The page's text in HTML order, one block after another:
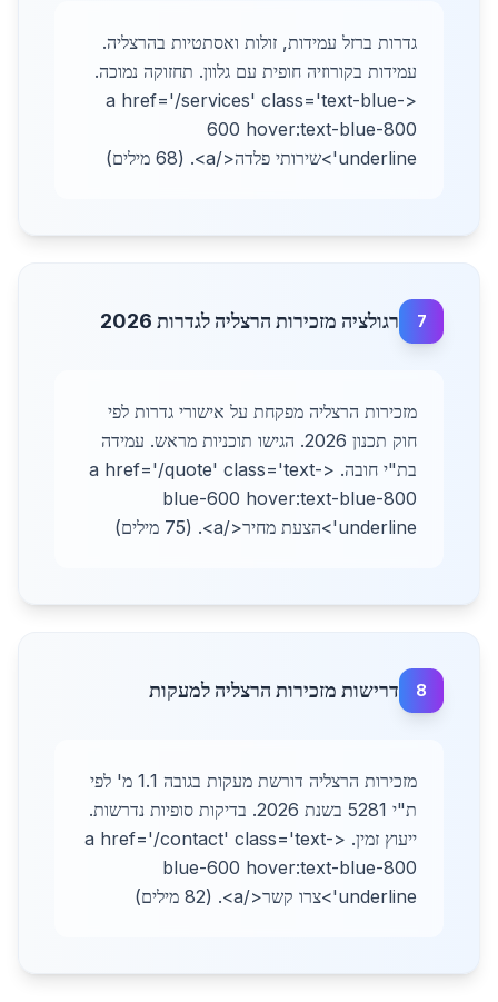
גדרות ברזל עמידות, זולות ואסתטיות בהרצליה.
עמידות בקורוזיה חופית עם גלוון. תחזוקה נמוכה.
<a href='/services' class='text-blue-
600 hover:text-blue-800
underline'>שירותי פלדה</a>. (68 מילים)
7 רגולציה מזכירות הרצליה לגדרות 2026
מזכירות הרצליה מפקחת על אישורי גדרות לפי
חוק תכנון 2026. הגישו תוכניות מראש. עמידה
בת"י חובה. <a href='/quote' class='text-
blue-600 hover:text-blue-800
underline'>הצעת מחיר</a>. (75 מילים)
8 דרישות מזכירות הרצליה למעקות
מזכירות הרצליה דורשת מעקות בגובה 1.1 מ' לפי
ת"י 5281 בשנת 2026. בדיקות סופיות נדרשות.
ייעוץ זמין. <a href='/contact' class='text-
blue-600 hover:text-blue-800
underline'>צרו קשר</a>. (82 מילים)